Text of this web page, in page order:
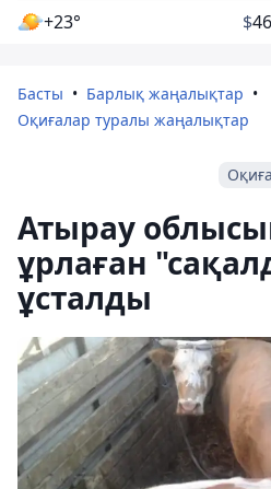
+23° $
Басты
Барлық жаңалықтар
Оқиғалар туралы жаңалықтар
Атырау
ұрлаған
ұсталды